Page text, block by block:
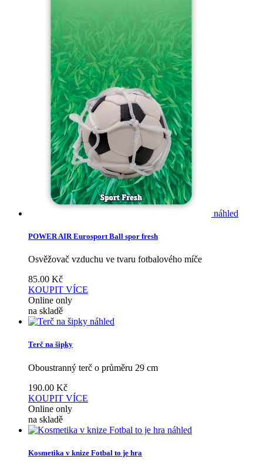
náhled
POWER AIR Eurosport Ball spor fresh
Osvěžovač vzduchu ve tvaru fotbalového míče
85.00 Kč
KOUPIT VÍCE
Online only
na skladě
náhled
Terč na šipky
Oboustranný terč o průměru 29 cm
190.00 Kč
KOUPIT VÍCE
Online only
na skladě
náhled
Kosmetika v knize Fotbal to je hra